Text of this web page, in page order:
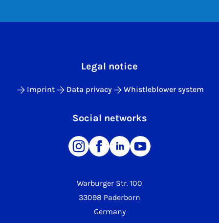
Warburger Str. 100
33098 Paderborn
Germany
Legal notice
Imprint Data privacy Whistleblower system
Social networks